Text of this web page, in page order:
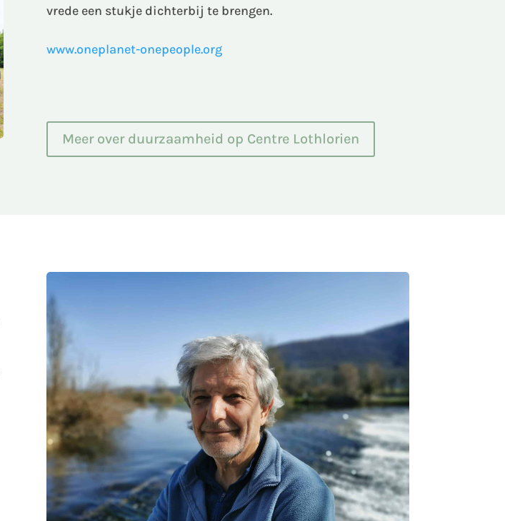
vrede een stukje dichterbij te brengen.
www.oneplanet-onepeople.org
Meer over duurzaamheid op Centre Lothlorien